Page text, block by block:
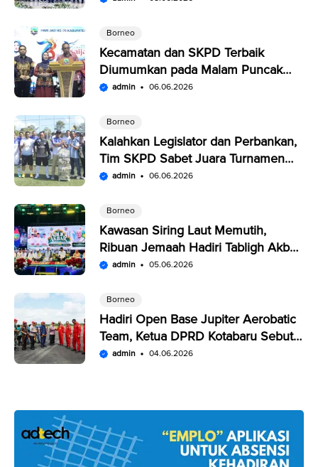
Borneo
Kecamatan dan SKPD Terbaik
Diumumkan pada Malam Puncak
Penutupan Expo Saijaan Kotabaru
admin 06.06.2026
Borneo
Kalahkan Legislator dan Perbankan,
Tim SKPD Sabet Juara Turnamen
Segitiga Kotabaru
admin 06.06.2026
Borneo
Kawasan Siring Laut Memutih,
Ribuan Jemaah Hadiri Tabligh Akbar
HUT Kabupaten Kotabaru
admin 05.06.2026
Borneo
Hadiri Open Base Jupiter Aerobatic
Team, Ketua DPRD Kotabaru Sebut
Penampilan JAT Luar Biasa
admin 04.06.2026